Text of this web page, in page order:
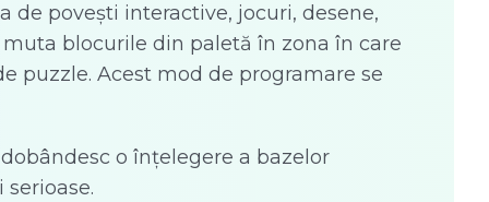
de povești interactive, jocuri, desene,
blocurile din paletă în zona în care
puzzle. Acest mod de programare se
o înțelegere a bazelor